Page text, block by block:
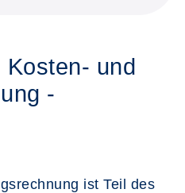
und
-
ist Teil des